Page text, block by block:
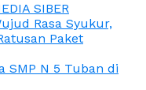
SIBER
Rasa Syukur,
Paket
SMP N 5 Tuban di